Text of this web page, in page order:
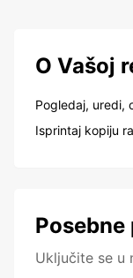
O Vašoj
Pogledaj, uredi,
Isprintaj kopiju
Posebne
Uključite se u